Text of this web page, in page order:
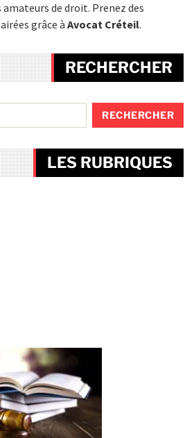
de droit. Prenez des
grâce à Avocat Créteil.
RECHERCHER
LES RUBRIQUES